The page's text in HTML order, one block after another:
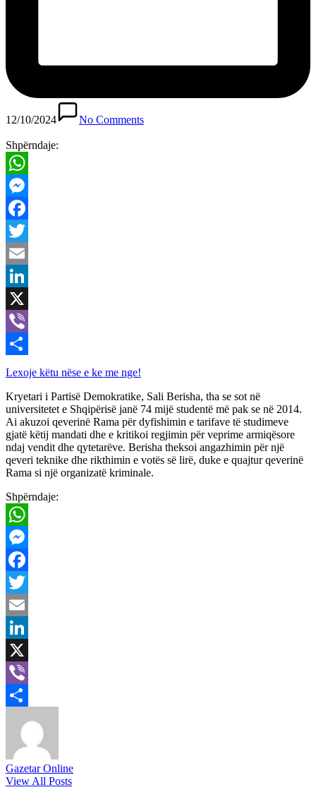
12/10/2024 No Comments
Shpërndaje:
WhatsApp
Messenger
Facebook
Twitter
Email
LinkedIn
X
Viber
Share
Lexoje këtu nëse e ke me nge!
Kryetari i Partisë Demokratike, Sali Berisha, tha se sot në
universitetet e Shqipërisë janë 74 mijë studentë më pak se në 2014.
Ai akuzoi qeverinë Rama për dyfishimin e tarifave të studimeve
gjatë këtij mandati dhe e kritikoi regjimin për veprime armiqësore
ndaj vendit dhe qytetarëve. Berisha theksoi angazhimin për një
qeveri teknike dhe rikthimin e votës së lirë, duke e quajtur qeverinë
Rama si një organizatë kriminale.
Shpërndaje:
WhatsApp
Messenger
Facebook
Twitter
Email
LinkedIn
X
Viber
Gazetar Online
View All Posts